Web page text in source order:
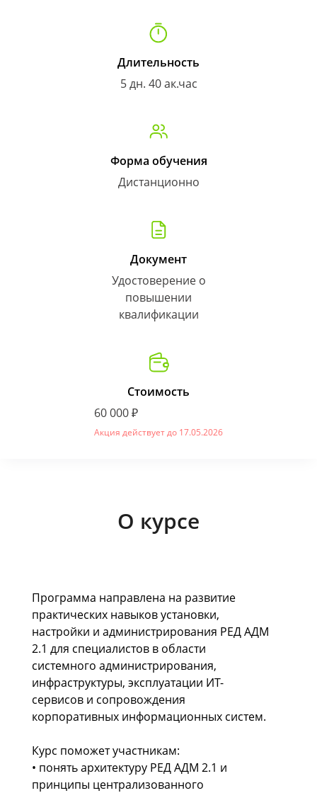
Длительность
5 дн. 40 ак.час
Форма обучения
Дистанционно
Документ
Удостоверение о
повышении
квалификации
Стоимость
60 000 ₽
Акция действует до 17.05.2026
О курсе
Программа направлена на развитие
практических навыков установки,
настройки и администрирования РЕД АДМ
2.1 для специалистов в области
системного администрирования,
инфраструктуры, эксплуатации ИТ-
сервисов и сопровождения
корпоративных информационных систем.
Курс поможет участникам:
• понять архитектуру РЕД АДМ 2.1 и
принципы централизованного